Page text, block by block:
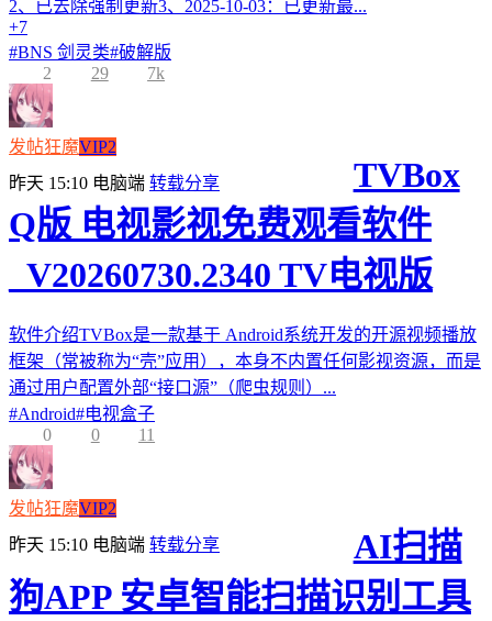
2、已去除强制更新3、2025-10-03：已更新最...
+7
#BNS 剑灵类#破解版
2
29 7k
发帖狂魔VIP2
昨天 15:10 电脑端 转载分享
TVBox
Q版 电视影视免费观看软件
_V20260730.2340 TV电视版
软件介绍TVBox是一款基于 Android系统开发的开源视频播放
框架（常被称为“壳”应用），本身不内置任何影视资源，而是
通过用户配置外部“接口源”（爬虫规则）...
#Android#电视盒子
0
0 11
发帖狂魔VIP2
昨天 15:10 电脑端 转载分享
AI扫描
狗APP 安卓智能扫描识别工具